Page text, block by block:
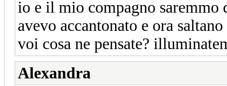
io e il mio compagno saremmo
avevo accantonato e ora
voi cosa ne pensate?
Alexandra